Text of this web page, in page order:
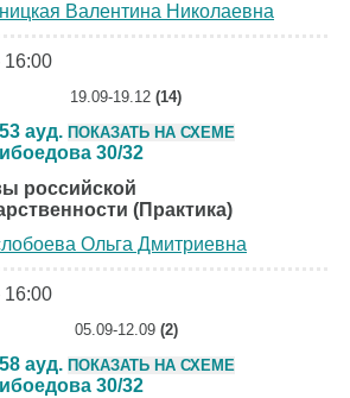
Валентина Николаевна
16:00
19.09-19.12 (14)
ауд. ПОКАЗАТЬ НА СХЕМЕ
30/32
российской
(Практика)
Ольга Дмитриевна
16:00
05.09-12.09 (2)
ауд. ПОКАЗАТЬ НА СХЕМЕ
30/32